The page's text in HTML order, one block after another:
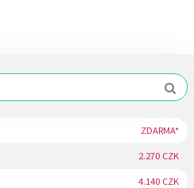
ZDARMA*
2.270 CZK
4.140 CZK